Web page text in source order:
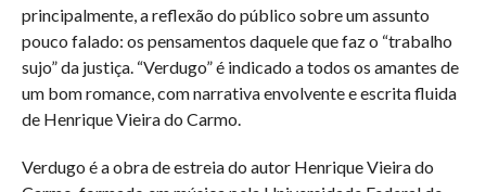
principalmente, a reflexão do público sobre um assunto
pouco falado: os pensamentos daquele que faz o “trabalho
sujo” da justiça. “Verdugo” é indicado a todos os amantes de
um bom romance, com narrativa envolvente e escrita fluida
de Henrique Vieira do Carmo.
Verdugo é a obra de estreia do autor Henrique Vieira do